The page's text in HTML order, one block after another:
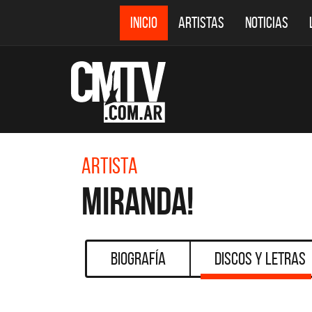
INICIO ARTISTAS NOTICIAS
Artista
Miranda!
Biografía Discos y Letras
DESTACADOS